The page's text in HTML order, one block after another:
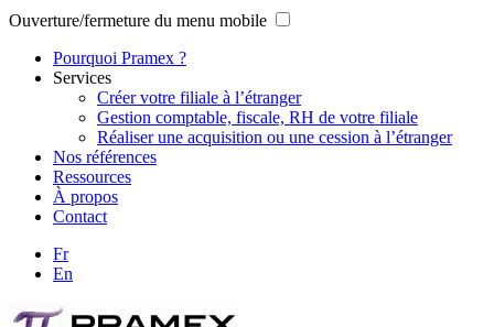
Ouverture/fermeture du menu mobile
Pourquoi Pramex ?
Services
Créer votre filiale à l’étranger
Gestion comptable, fiscale, RH de votre filiale
Réaliser une acquisition ou une cession à l’étranger
Nos références
Ressources
À propos
Contact
Fr
En